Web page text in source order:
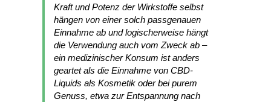
Kraft und Potenz der Wirkstoffe selbst
hängen von einer solch passgenauen
Einnahme ab und logischerweise hängt
die Verwendung auch vom Zweck ab –
ein medizinischer Konsum ist anders
geartet als die Einnahme von CBD-
Liquids als Kosmetik oder bei purem
Genuss, etwa zur Entspannung nach